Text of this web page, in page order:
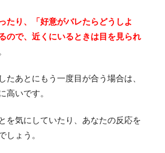
たり、「好意がバレたらどうしよ
ので、近くにいるときは目を見られ
たあとにもう一度目が合う場合は、
高いです。
を気にしていたり、あなたの反応を
しょう。